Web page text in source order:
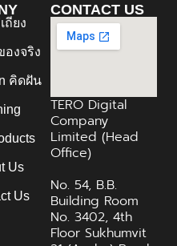
ถียง
องจริง
คิดฝัน
Us
Us
CONTACT US
TERO Digital
Company
Limited (Head
Office)
No. 54, B.B.
Building Room
No. 3402, 4th
Floor Sukhumvit